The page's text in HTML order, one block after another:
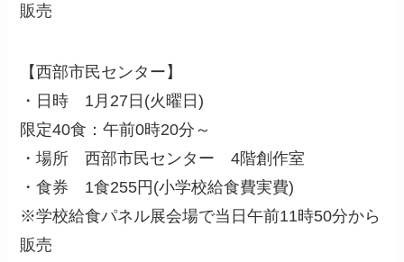
販売
【西部市民センター】
・日時 1月27日(火曜日)
限定40食：午前0時20分～
・場所 西部市民センター 4階創作室
・食券 1食255円(小学校給食費実費)
※学校給食パネル展会場で当日午前11時50分から
販売